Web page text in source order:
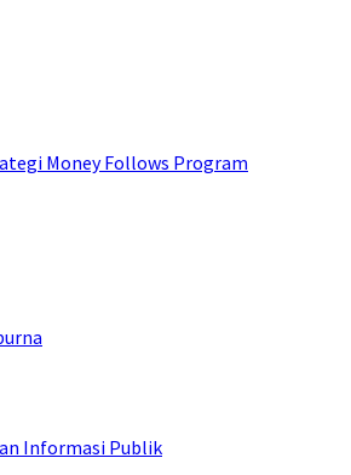
Money Follows Program
Informasi Publik